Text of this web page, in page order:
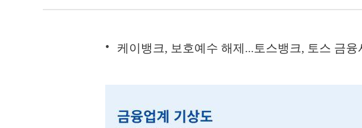
케이뱅크, 보호예수 해제...토스뱅크, 토스 금융